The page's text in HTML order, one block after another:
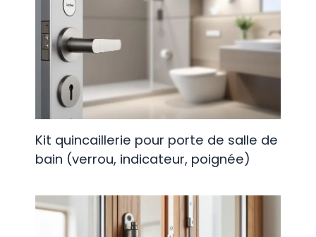
Kit quincaillerie pour porte de salle de
bain (verrou, indicateur, poignée)